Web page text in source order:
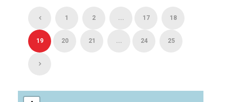
1 2 ... 17 18
19 20 21 ... 24 25